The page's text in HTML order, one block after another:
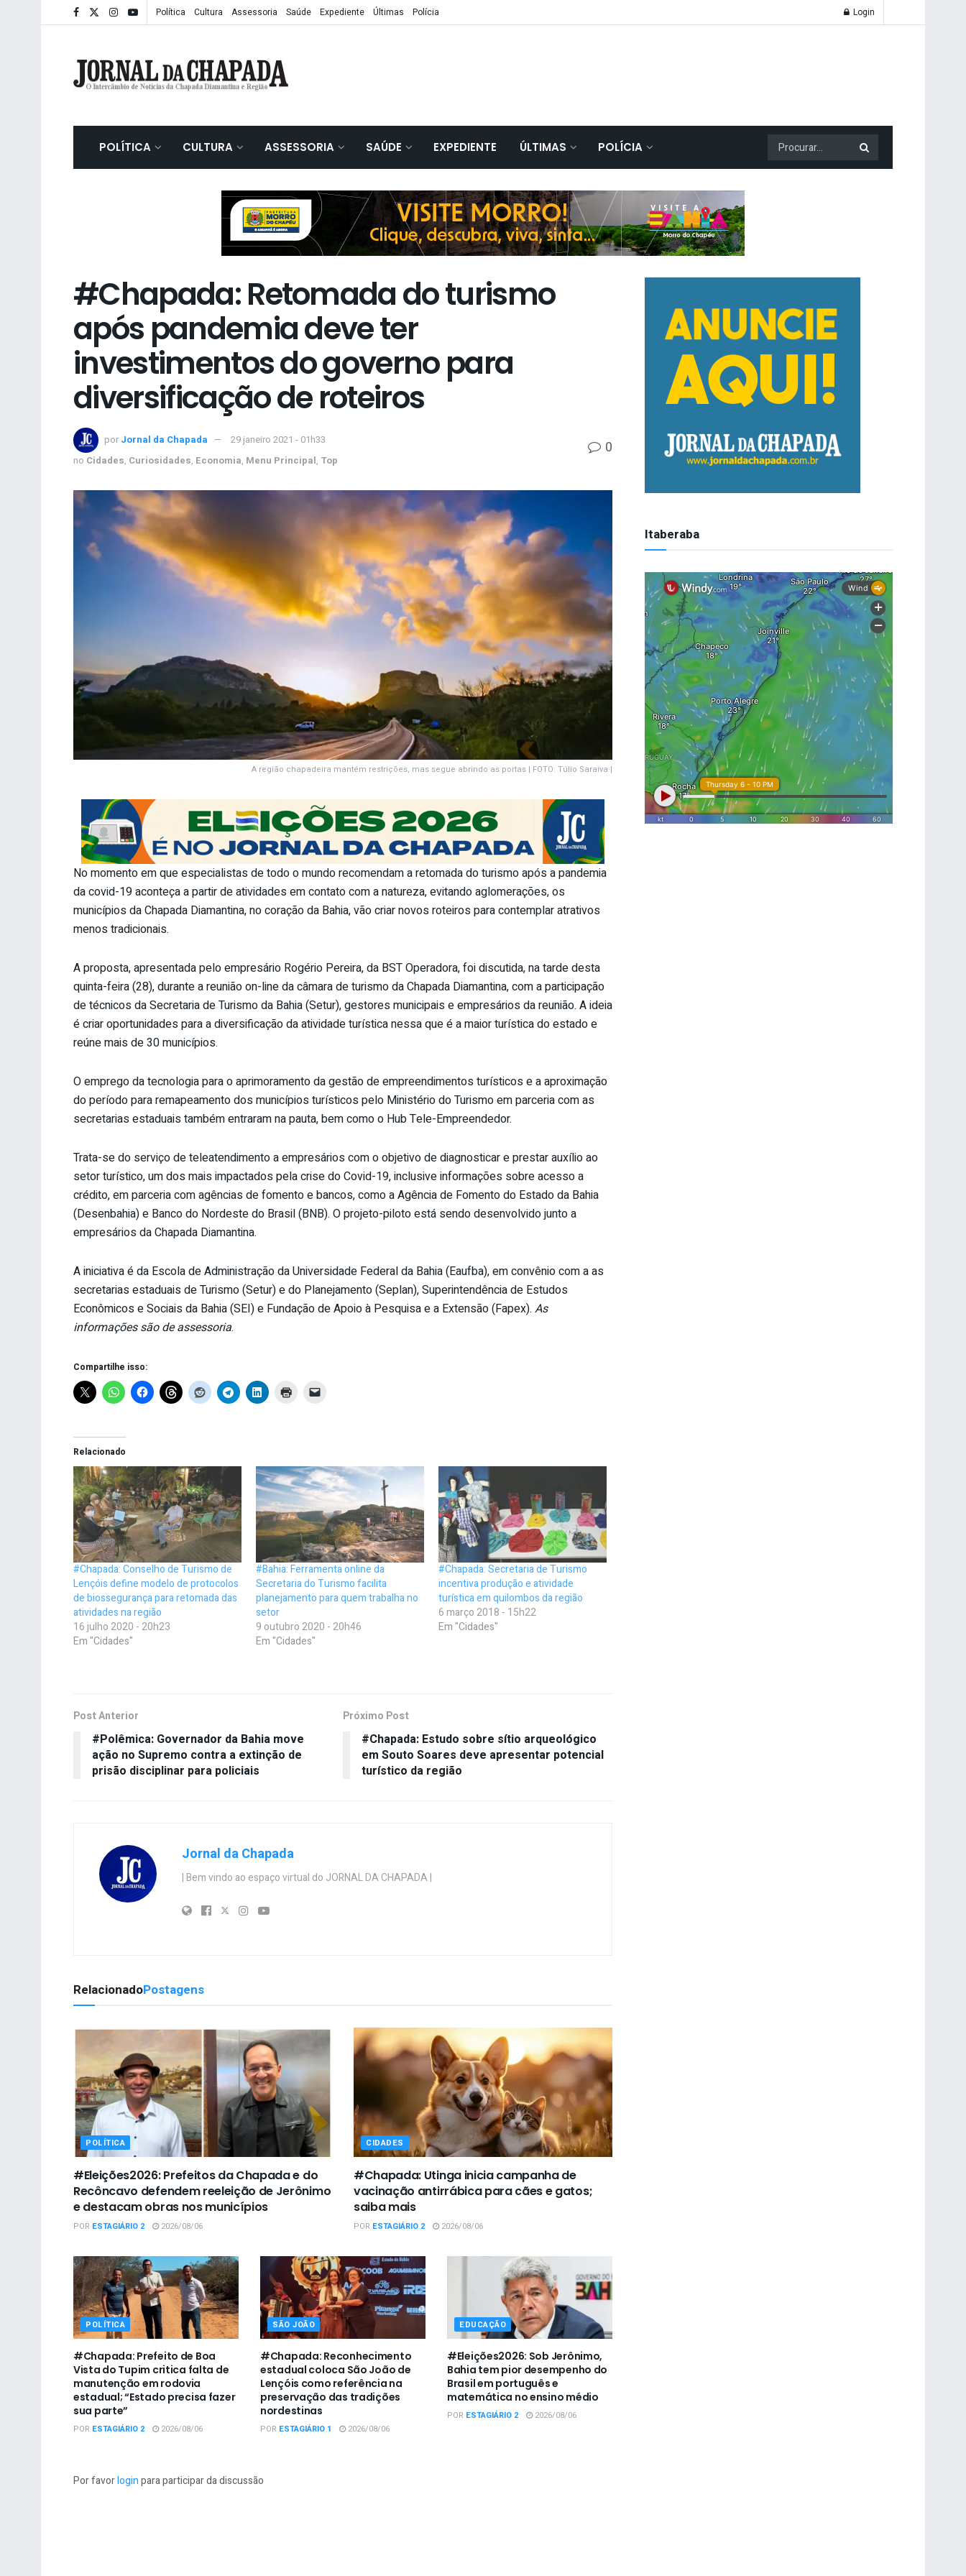
Política Cultura Assessoria Saúde Expediente Últimas Polícia Login
POLÍTICA CULTURA ASSESSORIA SAÚDE EXPEDIENTE ÚLTIMAS POLÍCIA
#Chapada: Retomada do turismo
após pandemia deve ter
investimentos do governo para
diversificação de roteiros
por Jornal da Chapada
29 janeiro 2021 - 01h33
no Cidades, Curiosidades, Economia, Menu Principal, Top
0
A região chapadeira mantém restrições, mas segue abrindo as portas | FOTO: Túlio Saraiva |
No momento em que especialistas de todo o mundo recomendam a retomada do turismo após a pandemia
da covid-19 aconteça a partir de atividades em contato com a natureza, evitando aglomerações, os
municípios da Chapada Diamantina, no coração da Bahia, vão criar novos roteiros para contemplar atrativos
menos tradicionais.
A proposta, apresentada pelo empresário Rogério Pereira, da BST Operadora, foi discutida, na tarde desta
quinta-feira (28), durante a reunião on-line da câmara de turismo da Chapada Diamantina, com a participação
de técnicos da Secretaria de Turismo da Bahia (Setur), gestores municipais e empresários da reunião. A ideia
é criar oportunidades para a diversificação da atividade turística nessa que é a maior turística do estado e
reúne mais de 30 municípios.
O emprego da tecnologia para o aprimoramento da gestão de empreendimentos turísticos e a aproximação
do período para remapeamento dos municípios turísticos pelo Ministério do Turismo em parceria com as
secretarias estaduais também entraram na pauta, bem como o Hub Tele-Empreendedor.
Trata-se do serviço de teleatendimento a empresários com o objetivo de diagnosticar e prestar auxílio ao
setor turístico, um dos mais impactados pela crise do Covid-19, inclusive informações sobre acesso a
crédito, em parceria com agências de fomento e bancos, como a Agência de Fomento do Estado da Bahia
(Desenbahia) e Banco do Nordeste do Brasil (BNB). O projeto-piloto está sendo desenvolvido junto a
empresários da Chapada Diamantina.
A iniciativa é da Escola de Administração da Universidade Federal da Bahia (Eaufba), em convênio com a as
secretarias estaduais de Turismo (Setur) e do Planejamento (Seplan), Superintendência de Estudos
Econômicos e Sociais da Bahia (SEI) e Fundação de Apoio à Pesquisa e a Extensão (Fapex). As
informações são de assessoria.
Compartilhe isso:
Relacionado
#Chapada: Conselho de Turismo de
Lençóis define modelo de protocolos
de biossegurança para retomada das
atividades na região
16 julho 2020 - 20h23
Em "Cidades"
#Bahia: Ferramenta online da
Secretaria do Turismo facilita
planejamento para quem trabalha no
setor
9 outubro 2020 - 20h46
Em "Cidades"
#Chapada: Secretaria de Turismo
incentiva produção e atividade
turística em quilombos da região
6 março 2018 - 15h22
Em "Cidades"
Post Anterior
#Polêmica: Governador da Bahia move
ação no Supremo contra a extinção de
prisão disciplinar para policiais
Próximo Post
#Chapada: Estudo sobre sítio arqueológico
em Souto Soares deve apresentar potencial
turístico da região
Jornal da Chapada
| Bem vindo ao espaço virtual do JORNAL DA CHAPADA |
RelacionadoPostagens
POLÍTICA
#Eleições2026: Prefeitos da Chapada e do
Recôncavo defendem reeleição de Jerônimo
e destacam obras nos municípios
POR ESTAGIÁRIO 2 2026/08/06
CIDADES
#Chapada: Utinga inicia campanha de
vacinação antirrábica para cães e gatos;
saiba mais
POR ESTAGIÁRIO 2 2026/08/06
POLÍTICA
#Chapada: Prefeito de Boa
Vista do Tupim critica falta de
manutenção em rodovia
estadual; “Estado precisa fazer
sua parte”
POR ESTAGIÁRIO 2 2026/08/06
SÃO JOÃO
#Chapada: Reconhecimento
estadual coloca São João de
Lençóis como referência na
preservação das tradições
nordestinas
POR ESTAGIÁRIO 1 2026/08/06
EDUCAÇÃO
#Eleições2026: Sob Jerônimo,
Bahia tem pior desempenho do
Brasil em português e
matemática no ensino médio
POR ESTAGIÁRIO 2 2026/08/06
Por favorloginpara participar da discussão
Itaberaba